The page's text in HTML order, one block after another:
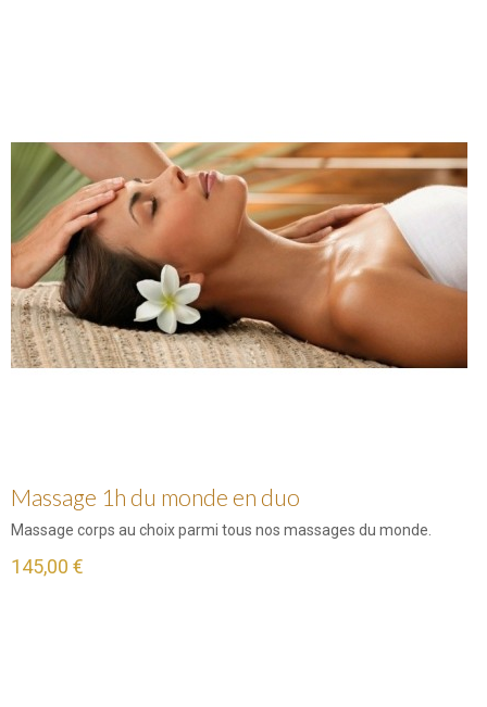
Massage 1h du monde en duo
Massage corps au choix parmi tous nos massages du monde.
145,00 €